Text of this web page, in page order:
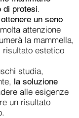
di protesi.
un seno
attenzione
la mammella,
risultato estetico
studia,
la soluzione
alle esigenze
un risultato